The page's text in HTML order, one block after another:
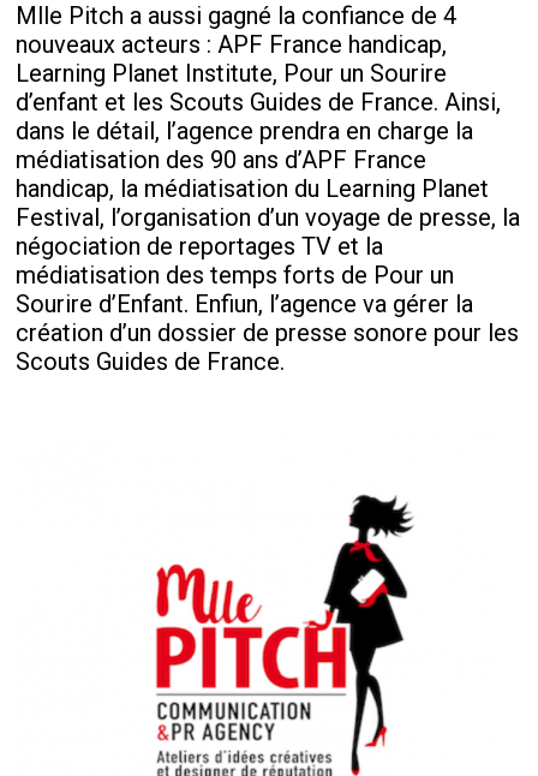
Mlle Pitch a aussi gagné la confiance de 4
nouveaux acteurs : APF France handicap,
Learning Planet Institute, Pour un Sourire
d’enfant et les Scouts Guides de France. Ainsi,
dans le détail, l’agence prendra en charge la
médiatisation des 90 ans d’APF France
handicap, la médiatisation du Learning Planet
Festival, l’organisation d’un voyage de presse, la
négociation de reportages TV et la
médiatisation des temps forts de Pour un
Sourire d’Enfant. Enfiun, l’agence va gérer la
création d’un dossier de presse sonore pour les
Scouts Guides de France.